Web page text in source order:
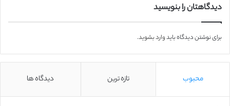
دیدگاهتان را بنویسید
برای نوشتن دیدگاه بایدوارد بشوید.
محبوب تازه ترین دیدگاه ها